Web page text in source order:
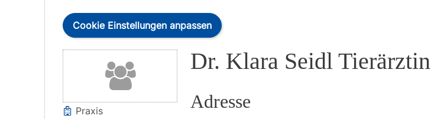
Cookie Einstellungen anpassen
Praxis
Dr. Klara Seidl Tierärztin
Adresse